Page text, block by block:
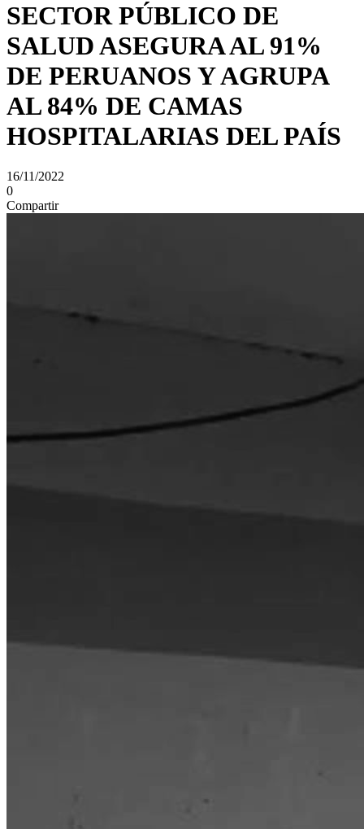
SECTOR PÚBLICO DE
SALUD ASEGURA AL 91%
DE PERUANOS Y AGRUPA
AL 84% DE CAMAS
HOSPITALARIAS DEL PAÍS
16/11/2022
0
Compartir